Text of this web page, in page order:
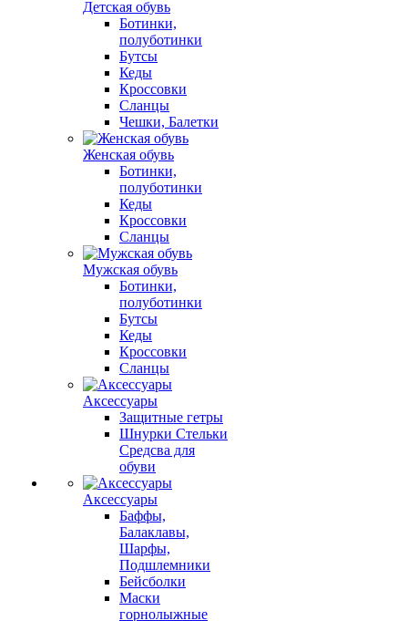
Детская обувь
Ботинки,
полуботинки
Бутсы
Кеды
Кроссовки
Сланцы
Чешки, Балетки
Женская обувь
Ботинки,
полуботинки
Кеды
Кроссовки
Сланцы
Мужская обувь
Ботинки,
полуботинки
Бутсы
Кеды
Кроссовки
Сланцы
Аксессуары
Защитные гетры
Шнурки Стельки
Средсва для
обуви
Аксессуары
Баффы,
Балаклавы,
Шарфы,
Подшлемники
Бейсболки
Маски
горнолыжные